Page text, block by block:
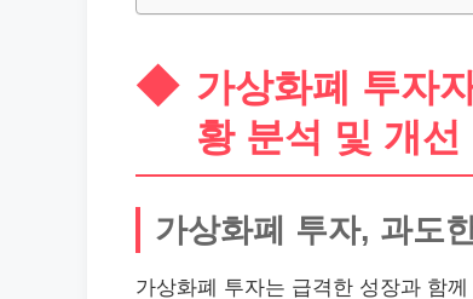
가상화폐 투자
황 분석 및 개선
가상화폐 투자, 과도
가상화폐 투자는 급격한 성장과 함